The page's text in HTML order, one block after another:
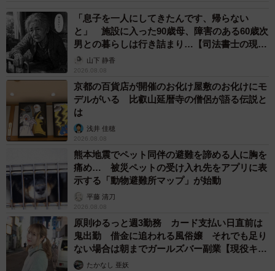
「息子を一人にしてきたんです、帰らない
と」 施設に入った90歳母、障害のある60歳次
男との暮らしは行き詰まり…【司法書士の現場
から】山下 静香
2026.08.08
京都の百貨店が開催のお化け屋敷のお化けにモ
デルがいる 比叡山延暦寺の僧侶が語る伝説と
は
浅井 佳穂
2026.08.08
熊本地震でペット同伴の避難を諦める人に胸を
痛め… 被災ペットの受け入れ先をアプリに表
示する「動物避難所マップ」が始動
平藤 清刀
2026.08.08
原則ゆるっと週3勤務 カード支払い日直前は
鬼出勤 借金に追われる風俗嬢 それでも足り
ない場合は朝までガールズバー副業【現役キャ
ストに取材】
たかなし 亜妖